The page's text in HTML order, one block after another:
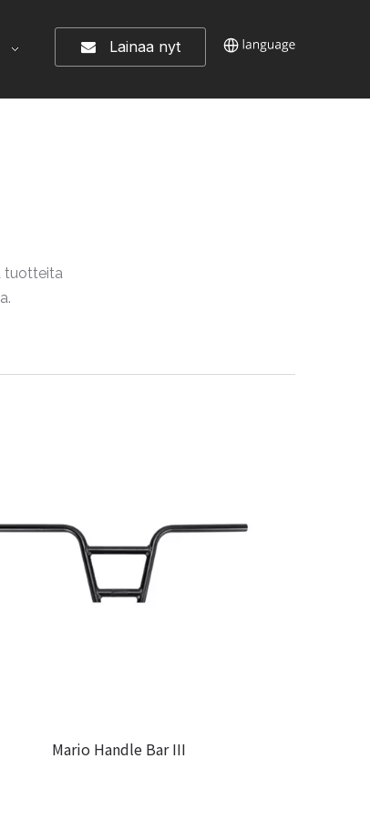
Lainaa nyt
tuotteita
Mario Handle Bar III